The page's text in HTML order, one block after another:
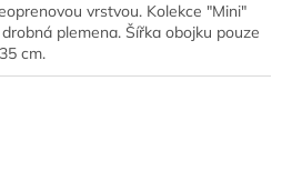
vrstvou. Kolekce "Mini"
plemena. Šířka obojku pouze
cm.